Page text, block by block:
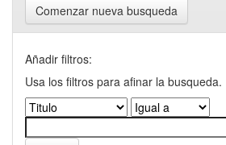
Comenzar nueva busqueda
Añadir filtros:
Usa los filtros para afinar la busqueda.